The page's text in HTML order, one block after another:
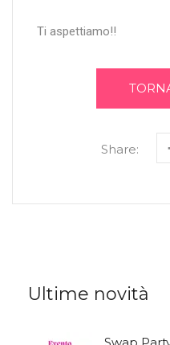
Ti aspettiamo!!
Share:
Ultime novità